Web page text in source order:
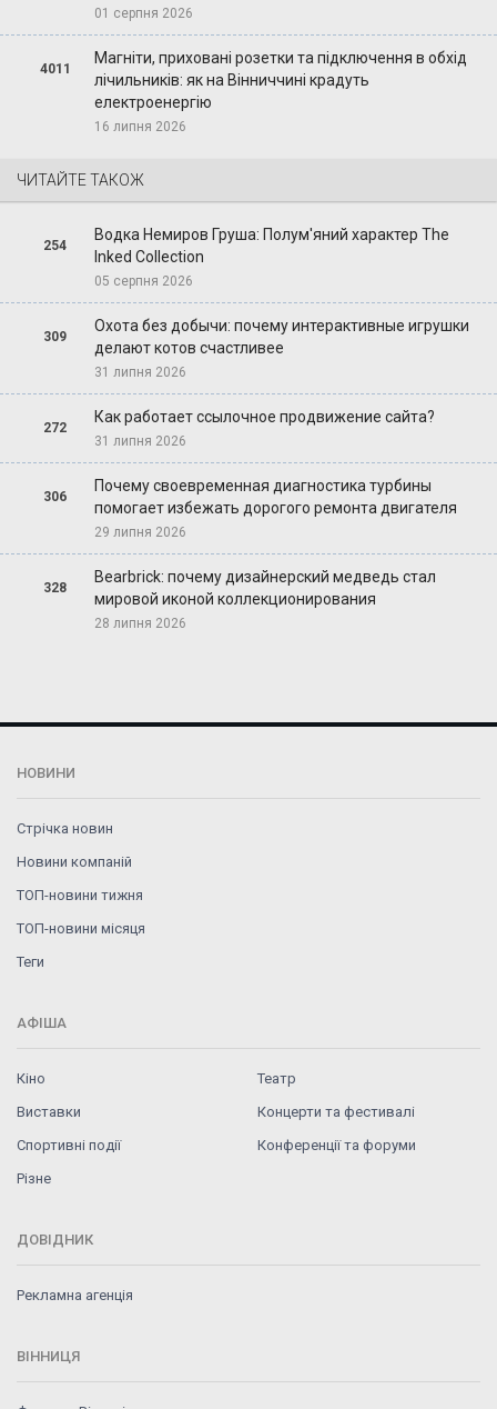
01 серпня 2026
4011
Магніти, приховані розетки та підключення в обхід
лічильників: як на Вінниччині крадуть
електроенергію
16 липня 2026
ЧИТАЙТЕ ТАКОЖ
254
Водка Немиров Груша: Полум'яний характер The
Inked Collection
05 серпня 2026
309
Охота без добычи: почему интерактивные игрушки
делают котов счастливее
31 липня 2026
272
Как работает ссылочное продвижение сайта?
31 липня 2026
306
Почему своевременная диагностика турбины
помогает избежать дорогого ремонта двигателя
29 липня 2026
328
Bearbrick: почему дизайнерский медведь стал
мировой иконой коллекционирования
28 липня 2026
НОВИНИ
Стрічка новин
Новини компаній
ТОП-новини тижня
ТОП-новини місяця
Теги
АФІША
Кіно
Театр
Виставки
Концерти та фестивалі
Спортивні події
Конференції та форуми
Різне
ДОВІДНИК
Рекламна агенція
ВІННИЦЯ